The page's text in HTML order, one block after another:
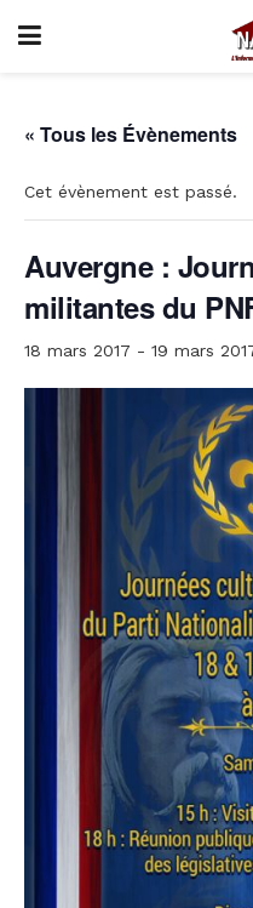
« Tous les Évènements
Cet évènement est passé.
Auvergne :
militantes du
18 mars 2017 - 19 mars